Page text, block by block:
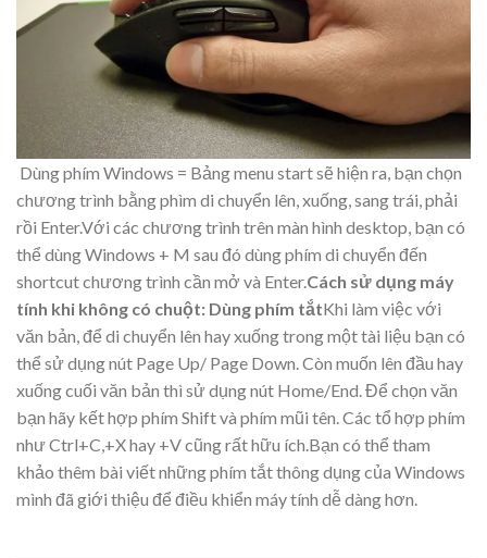
Dùng phím Windows = Bảng menu start sẽ hiện ra, bạn chọn
chương trình bằng phìm di chuyển lên, xuống, sang trái, phải
rồi Enter.Với các chương trình trên màn hình desktop, bạn có
thể dùng Windows + M sau đó dùng phím di chuyển đến
shortcut chương trình cần mở và Enter.Cách sử dụng máy
tính khi không có chuột: Dùng phím tắtKhi làm việc với
văn bản, để di chuyển lên hay xuống trong một tài liệu bạn có
thể sử dụng nút Page Up/ Page Down. Còn muốn lên đầu hay
xuống cuối văn bản thì sử dụng nút Home/End. Để chọn văn
bạn hãy kết hợp phím Shift và phím mũi tên. Các tổ hợp phím
như Ctrl+C,+X hay +V cũng rất hữu ích.Bạn có thể tham
khảo thêm bài viết những phím tắt thông dụng của Windows
mình đã giới thiệu để điều khiển máy tính dễ dàng hơn.